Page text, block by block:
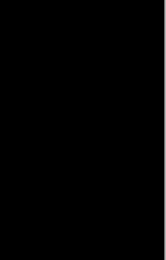
a Mr. Sharma y
de Devdas Sabrangi (
minutos), esta película
están divididos entre